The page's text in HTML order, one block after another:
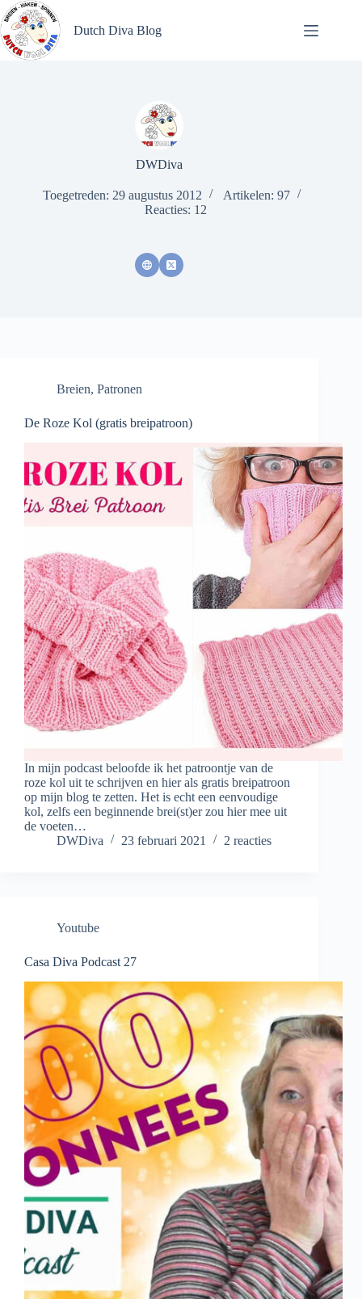
Ga
naar
de
inhoud
Dutch Diva Blog
DWDiva
Toegetreden: 29 augustus 2012
Artikelen: 97
Reacties: 12
Breien, Patronen
De Roze Kol (gratis breipatroon)
In mijn podcast beloofde ik het patroontje van de
roze kol uit te schrijven en hier als gratis breipatroon
op mijn blog te zetten. Het is echt een eenvoudige
kol, zelfs een beginnende brei(st)er zou hier mee uit
de voeten…
DWDiva
23 februari 2021 2 reacties
Youtube
Casa Diva Podcast 27